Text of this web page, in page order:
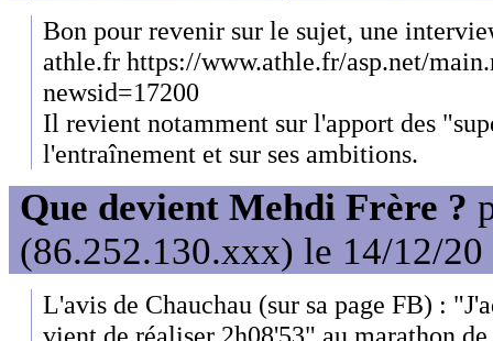
Bon pour revenir sur le sujet, une
athle.fr https://www.athle.fr/asp.net/
newsid=17200
Il revient notamment sur l'apport des
l'entraînement et sur ses ambitions.
Que devient Mehdi Frère ?
(86.252.130.xxx) le 14/12/20
L'avis de Chauchau (sur sa page FB) :
vient de réaliser 2h08'53" au marathon